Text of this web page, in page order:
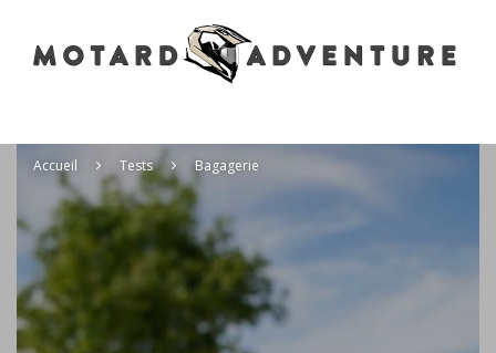
Accueil Tests Bagagerie